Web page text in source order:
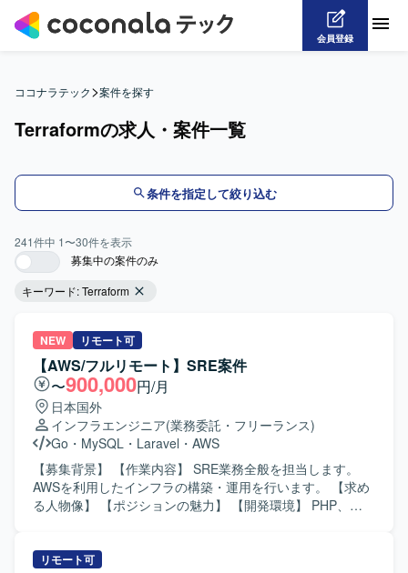
会員登録
ココナラテック>案件を探す
Terraformの求人・案件一覧
条件を指定して絞り込む
241件中 1〜30件を表示
募集中の案件のみ
キーワード:Terraform
NEW リモート可
【AWS/フルリモート】SRE案件
〜900,000円/月
日本国外
インフラエンジニア(業務委託・フリーランス)
Go ・ MySQL ・ Laravel ・ AWS
【募集背景】 【作業内容】 SRE業務全般を担当します。
AWSを利用したインフラの構築・運用を行います。 【求め
る人物像】 【ポジションの魅力】 【開発環境】 PHP、
Actions、Terraformを利用します。
リモート可